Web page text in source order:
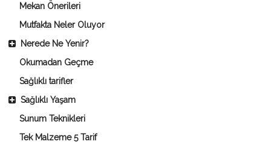
Mekan Önerileri
Mutfakta Neler Oluyor
Nerede Ne Yenir?
Okumadan Geçme
Sağlıklı tarifler
Sağlıklı Yaşam
Sunum Teknikleri
Tek Malzeme 5 Tarif